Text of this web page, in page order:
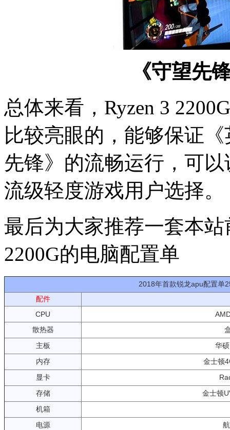
《守望先
总体来看，Ryzen 3
比较亮眼的，能够保证
先锋》的流畅运行，可
流级轻度游戏用户选择。
最后为大家推荐一套本
2200G的电脑配置单
2018年首款锐龙apu配置单
配件
CPU
散热器
主板
华
内存
金士顿
显卡
存储
金士顿
机箱
电源